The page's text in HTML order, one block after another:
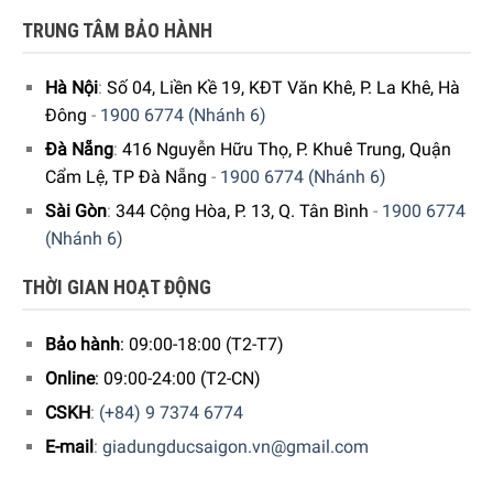
5/5 - (1 bình chọn)
TRUNG TÂM BẢO HÀNH
Hà Nội: Số 04, Liền Kề 19, KĐT Văn Khê, P. La Khê, Hà
Đông - 1900 6774 (Nhánh 6)
Đà Nẵng: 416 Nguyễn Hữu Thọ, P. Khuê Trung, Quận
Cẩm Lệ, TP Đà Nẵng - 1900 6774 (Nhánh 6)
Sài Gòn: 344 Cộng Hòa, P. 13, Q. Tân Bình - 1900 6774
(Nhánh 6)
THỜI GIAN HOẠT ĐỘNG
Bảo hành: 09:00-18:00 (T2-T7)
Online: 09:00-24:00 (T2-CN)
CSKH: (+84) 9 7374 6774
E-mail : giadungducsaigon.vn@gmail.com